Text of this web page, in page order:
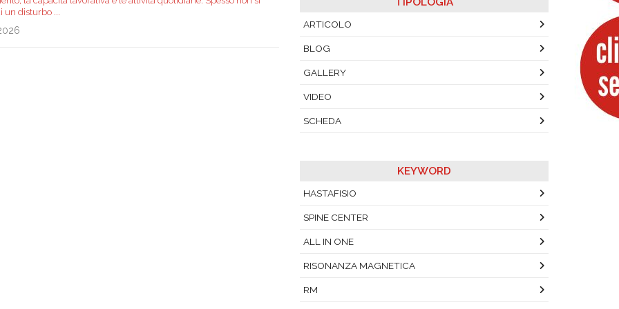
un disturbo
ARTICOLO
BLOG
GALLERY
VIDEO
SCHEDA
KEYWORD
HASTAFISIO
SPINE CENTER
ALL IN ONE
RISONANZA MAGNETICA
RM